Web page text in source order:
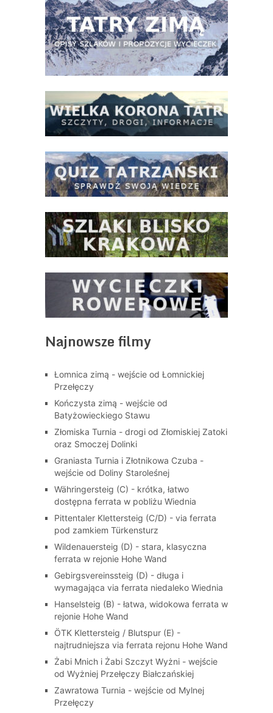
Najnowsze filmy
Łomnica zimą - wejście od Łomnickiej
Przełęczy
Kończysta zimą - wejście od
Batyżowieckiego Stawu
Złomiska Turnia - drogi od Złomiskiej Zatoki
oraz Smoczej Dolinki
Graniasta Turnia i Złotnikowa Czuba -
wejście od Doliny Staroleśnej
Währingersteig (C) - krótka, łatwo
dostępna ferrata w pobliżu Wiednia
Pittentaler Klettersteig (C/D) - via ferrata
pod zamkiem Türkensturz
Wildenauersteig (D) - stara, klasyczna
ferrata w rejonie Hohe Wand
Gebirgsvereinssteig (D) - długa i
wymagająca via ferrata niedaleko Wiednia
Hanselsteig (B) - łatwa, widokowa ferrata w
rejonie Hohe Wand
ÖTK Klettersteig / Blutspur (E) -
najtrudniejsza via ferrata rejonu Hohe Wand
Żabi Mnich i Żabi Szczyt Wyżni - wejście
od Wyżniej Przełęczy Białczańskiej
Zawratowa Turnia - wejście od Mylnej
Przełęczy